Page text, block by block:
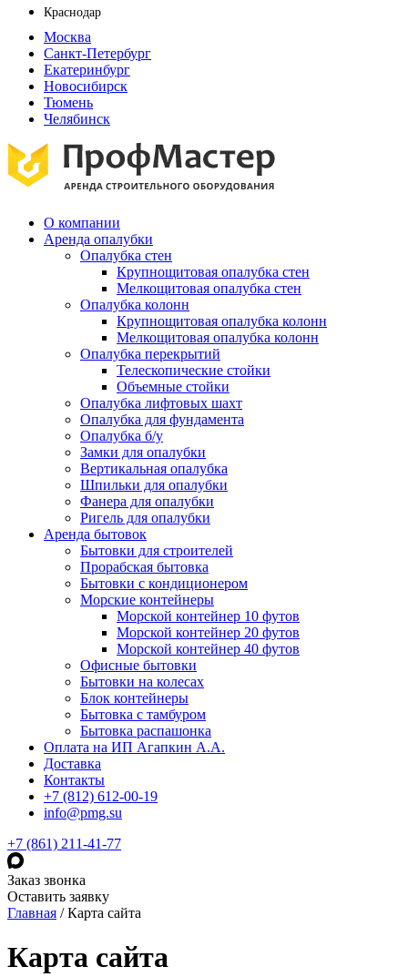
Краснодар
Москва
Санкт-Петербург
Екатеринбург
Новосибирск
Тюмень
Челябинск
О компании
Аренда опалубки
Опалубка стен
Крупнощитовая опалубка стен
Мелкощитовая опалубка стен
Опалубка колонн
Крупнощитовая опалубка колонн
Мелкощитовая опалубка колонн
Опалубка перекрытий
Телескопические стойки
Объемные стойки
Опалубка лифтовых шахт
Опалубка для фундамента
Опалубка б/у
Замки для опалубки
Вертикальная опалубка
Шпильки для опалубки
Фанера для опалубки
Ригель для опалубки
Аренда бытовок
Бытовки для строителей
Прорабская бытовка
Бытовки с кондиционером
Морские контейнеры
Морской контейнер 10 футов
Морской контейнер 20 футов
Морской контейнер 40 футов
Офисные бытовки
Бытовки на колесах
Блок контейнеры
Бытовка с тамбуром
Бытовка распашонка
Оплата на ИП Агапкин А.А.
Доставка
Контакты
+7 (812) 612-00-19
info@pmg.su
+7 (861) 211-41-77
Заказ звонка
Оставить заявку
Главная /Карта сайта
Карта сайта